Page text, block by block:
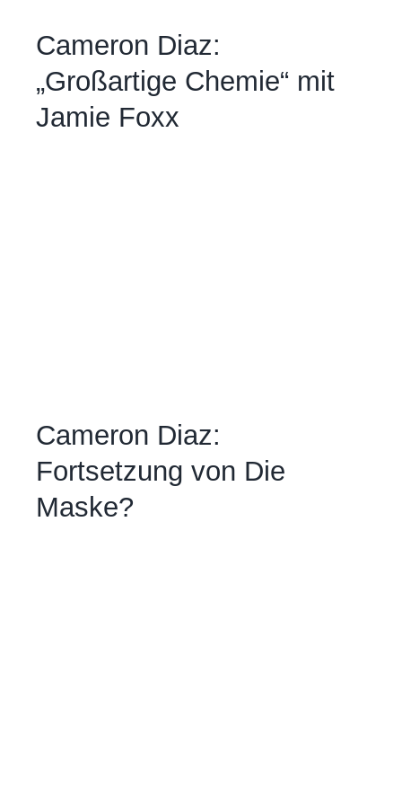
Cameron Diaz:
„Großartige Chemie“ mit
Jamie Foxx
Cameron Diaz:
Fortsetzung von Die
Maske?